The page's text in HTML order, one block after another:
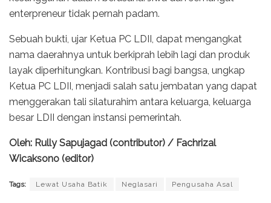
enterpreneur tidak pernah padam.
Sebuah bukti, ujar Ketua PC LDII, dapat mengangkat
nama daerahnya untuk berkiprah lebih lagi dan produk
layak diperhitungkan. Kontribusi bagi bangsa, ungkap
Ketua PC LDII, menjadi salah satu jembatan yang dapat
menggerakan tali silaturahim antara keluarga, keluarga
besar LDII dengan instansi pemerintah.
Oleh: Rully Sapujagad (contributor) / Fachrizal
Wicaksono (editor)
Tags: Lewat Usaha Batik Neglasari Pengusaha Asal